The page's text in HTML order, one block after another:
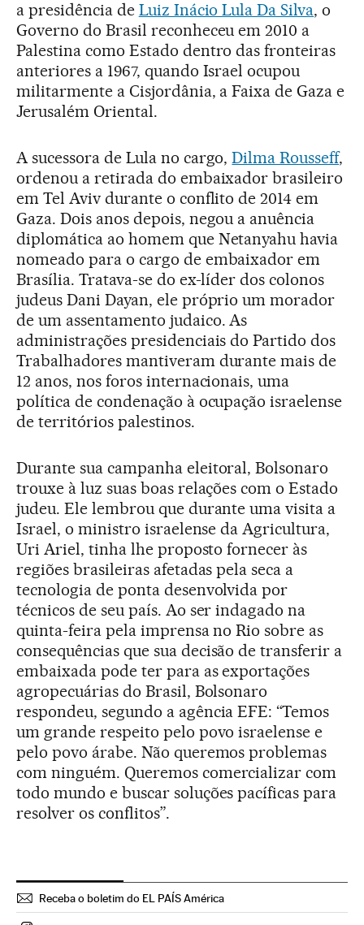
a presidência de Luiz Inácio Lula Da Silva, o
Governo do Brasil reconheceu em 2010 a
Palestina como Estado dentro das fronteiras
anteriores a 1967, quando Israel ocupou
militarmente a Cisjordânia, a Faixa de Gaza e
Jerusalém Oriental.
A sucessora de Lula no cargo,Dilma Rousseff,
ordenou a retirada do embaixador brasileiro
em Tel Aviv durante o conflito de 2014 em
Gaza. Dois anos depois, negou a anuência
diplomática ao homem que Netanyahu havia
nomeado para o cargo de embaixador em
Brasília. Tratava-se do ex-líder dos colonos
judeus Dani Dayan, ele próprio um morador
de um assentamento judaico. As
administrações presidenciais do Partido dos
Trabalhadores mantiveram durante mais de
12 anos, nos foros internacionais, uma
política de condenação à ocupação israelense
de territórios palestinos.
Durante sua campanha eleitoral, Bolsonaro
trouxe à luz suas boas relações com o Estado
judeu. Ele lembrou que durante uma visita a
Israel, o ministro israelense da Agricultura,
Uri Ariel, tinha lhe proposto fornecer às
regiões brasileiras afetadas pela seca a
tecnologia de ponta desenvolvida por
técnicos de seu país. Ao ser indagado na
quinta-feira pela imprensa no Rio sobre as
consequências que sua decisão de transferir a
embaixada pode ter para as exportações
agropecuárias do Brasil, Bolsonaro
respondeu, segundo a agência EFE: “Temos
um grande respeito pelo povo israelense e
pelo povo árabe. Não queremos problemas
com ninguém. Queremos comercializar com
todo mundo e buscar soluções pacíficas para
resolver os conflitos”.
Receba o boletim do EL PAÍS América